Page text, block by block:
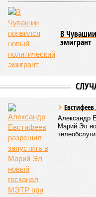
том, чтобы опрокинуть
Современная версия
была создана в 1990-х
переживает этап
этом неразрывную
В настоящее время
Чебоксары, на базе
торжественное открытие
единоборств «Керешу».
условия для
высокого класса.
В том же году был
чемпионат по керешу,
сильнейшие борцы со